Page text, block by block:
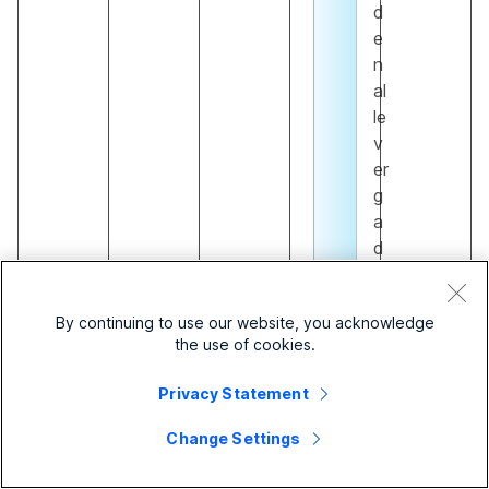
Webex
Ja
d
e
n
al
le
v
er
g
a
d
g
re
By continuing to use our website, you acknowledge
the use of cookies.
Privacy Statement
Change Settings